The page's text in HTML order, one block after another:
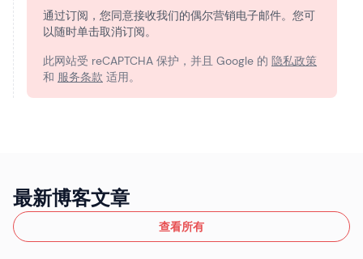
通过订阅，您同意接收我们的偶尔营销电子邮件。您可
以随时单击取消订阅。
此网站受 reCAPTCHA 保护，并且 Google 的 隐私政策
和 服务条款 适用。
最新博客文章
查看所有